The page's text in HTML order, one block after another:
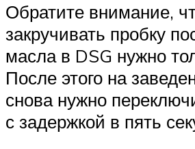
Обратите внимание,
закручивать пробку
масла в DSG нужно
После этого на
снова нужно
с задержкой в пять